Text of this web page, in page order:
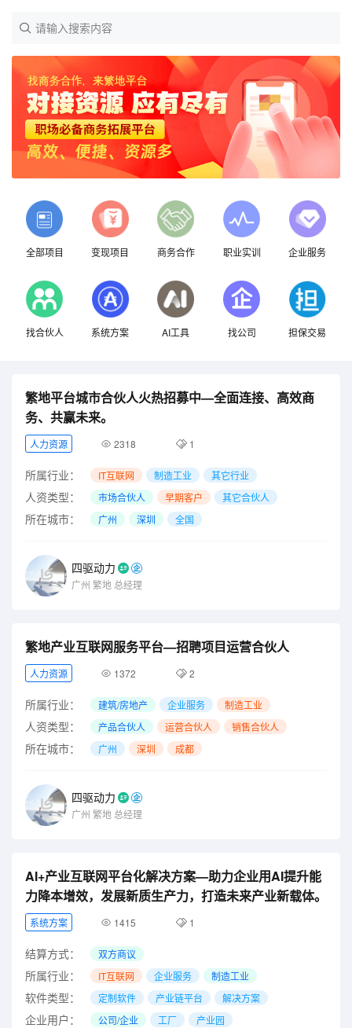
请输入搜索内容
全部项目 变现项目 商务合作 职业实训 企业服务
找合伙人 系统方案 AI工具 找公司 担保交易
繁地平台城市合伙人火热招募中—全面连接、高效商
务、共赢未来。
人力资源 2318 1
所属行业： IT互联网 制造工业 其它行业
人资类型： 市场合伙人 早期客户 其它合伙人
所在城市： 广州 深圳 全国
四驱动力
广州 繁地 总经理
繁地产业互联网服务平台—招聘项目运营合伙人
人力资源 1372 2
所属行业： 建筑/房地产 企业服务 制造工业
人资类型： 产品合伙人 运营合伙人 销售合伙人
所在城市： 广州 深圳 成都
四驱动力
广州 繁地 总经理
AI+产业互联网平台化解决方案—助力企业用AI提升能
力降本增效，发展新质生产力，打造未来产业新载体。
系统方案 1415 1
结算方式： 双方商议
所属行业： IT互联网 企业服务 制造工业
软件类型： 定制软件 产业链平台 解决方案
企业用户： 公司/企业 工厂 产业园